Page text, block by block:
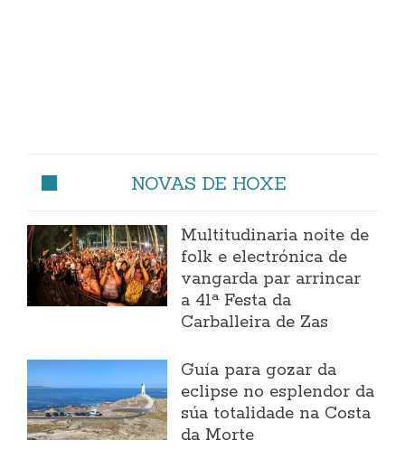
NOVAS DE HOXE
Multitudinaria noite de
folk e electrónica de
vangarda par arrincar
a 41ª Festa da
Carballeira de Zas
Guía para gozar da
eclipse no esplendor da
súa totalidade na Costa
da Morte